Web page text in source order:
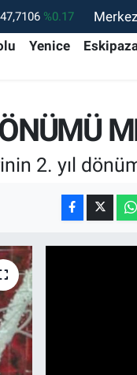
47,7106 %0.17
55,1652 %0.27
13.773
%-19
%1.2
Merkez
Yenice
2. yıl